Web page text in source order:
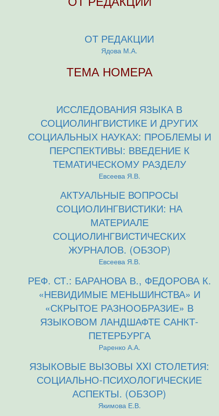
ОТ РЕДАКЦИИ
Ядова М.А.
ТЕМА НОМЕРА
ИССЛЕДОВАНИЯ ЯЗЫКА В
СОЦИОЛИНГВИСТИКЕ И ДРУГИХ
СОЦИАЛЬНЫХ НАУКАХ: ПРОБЛЕМЫ И
ПЕРСПЕКТИВЫ: ВВЕДЕНИЕ К
ТЕМАТИЧЕСКОМУ РАЗДЕЛУ
Евсеева Я.В.
АКТУАЛЬНЫЕ ВОПРОСЫ
СОЦИОЛИНГВИСТИКИ: НА
МАТЕРИАЛЕ
СОЦИОЛИНГВИСТИЧЕСКИХ
ЖУРНАЛОВ. (ОБЗОР)
Евсеева Я.В.
РЕФ. СТ.: БАРАНОВА В., ФЕДОРОВА К.
«НЕВИДИМЫЕ МЕНЬШИНСТВА» И
«СКРЫТОЕ РАЗНООБРАЗИЕ» В
ЯЗЫКОВОМ ЛАНДШАФТЕ САНКТ-
ПЕТЕРБУРГА
Раренко А.А.
ЯЗЫКОВЫЕ ВЫЗОВЫ XXI СТОЛЕТИЯ:
СОЦИАЛЬНО-ПСИХОЛОГИЧЕСКИЕ
АСПЕКТЫ. (ОБЗОР)
Якимова Е.В.